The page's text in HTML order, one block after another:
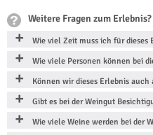
Weitere Fragen zum
Wie viel Zeit muss ich für dieses
Wie viele Personen können bei
Können wir dieses Erlebnis auch
Gibt es bei der Weingut
Wie viele Weine werden bei der